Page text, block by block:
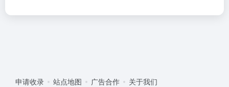
申请收录 站点地图 广告合作 关于我们